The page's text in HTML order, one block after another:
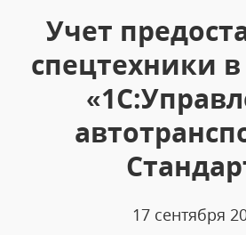
Учет
спецтехники
17 сентября